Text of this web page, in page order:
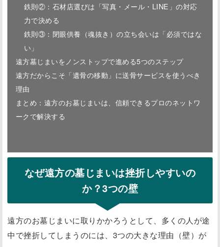
鉄則②：石材店選びは「写真・メール・LINE」の対応
力で決める
鉄則③：閉眼供養（魂抜き）の立ち会いは「必須ではな
い」
遠方墓じまいをノンストップで進める5つのステップ
遠方だからこそ「遺骨の移動」に送骨サービスを使うべき
理由
まとめ：遠方のお墓じまいは、信頼できるプロのネットワ
ークで解決する
なぜ遠方の墓じまいは挫折しやすいの
か？3つの壁
遠方のお墓じまいに取りかかろうとして、多くの人が途
中で挫折してしまうのには、3つの大きな理由（壁）が